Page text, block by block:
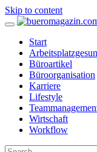
Skip to content
Start
Büroartikel
Büroorganisation
Karriere
Lifestyle
Wirtschaft
Workflow